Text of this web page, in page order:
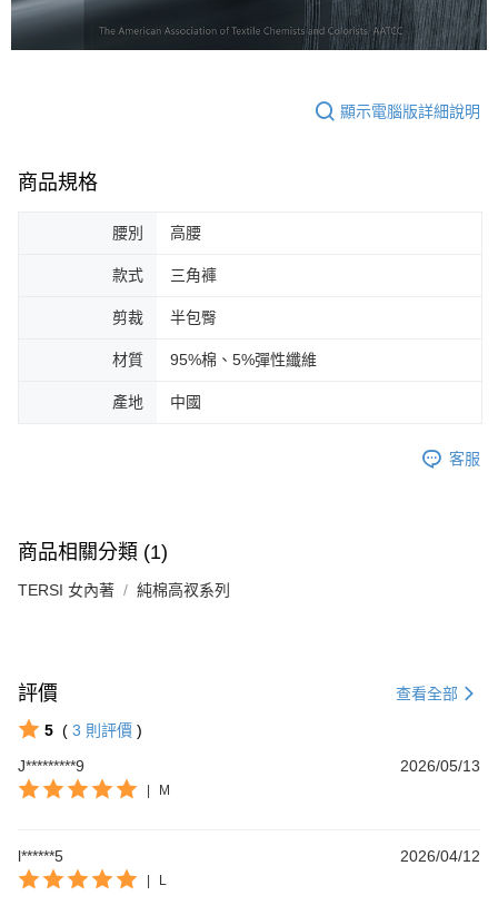
顯示電腦版詳細說明
商品規格
腰別 高腰
款式 三角褲
剪裁 半包臀
材質 95%棉、5%彈性纖維
產地 中國
客服
商品相關分類 (1)
TERSI 女內著 純棉高衩系列
評價 查看全部
5 ( 3 則評價 )
J*********9
2026/05/13
M
l******5 2026/04/12
L